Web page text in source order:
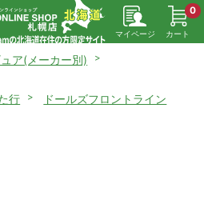
マイページ カート
0
ア(メーカー別)
行 ドールズフロントライン